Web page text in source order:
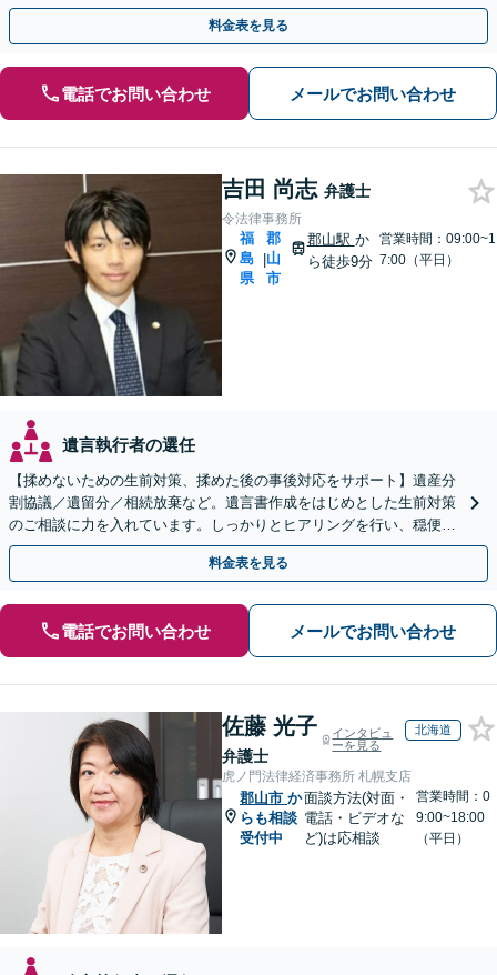
話相談可】
料金表を見る
電話でお問い合わせ メールでお問い合わせ
吉田 尚志 弁護士
令法律事務所
福
島
県
|
郡
山
市
郡山駅 か
ら徒歩9分
営業時間：09:00~1
7:00（平日）
遺言執行者の選任
【揉めないための生前対策、揉めた後の事後対応をサポート】遺産分
割協議／遺留分／相続放棄など。遺言書作成をはじめとした生前対策
のご相談に力を入れています。しっかりとヒアリングを行い、穏便な
解決のため最適なアドバイスを致します。【分割払い可能】
料金表を見る
電話でお問い合わせ メールでお問い合わせ
佐藤 光子
弁護士
インタビュ
ーを見る
北海道
虎ノ門法律経済事務所 札幌支店
郡山市 か
らも相談
受付中
面談方法(対面・
電話・ビデオな
ど)は応相談
営業時間：0
9:00~18:00
（平日）